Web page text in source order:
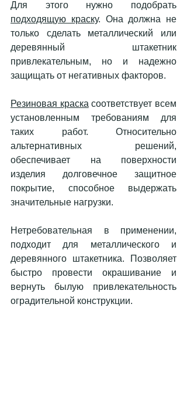
подходящую краску. Она должна не
только сделать металлический или
деревянный штакетник
привлекательным, но и надежно
защищать от негативных факторов.
Резиновая краска соответствует всем
установленным требованиям для
таких работ. Относительно
альтернативных решений,
обеспечивает на поверхности
изделия долговечное защитное
покрытие, способное выдержать
значительные нагрузки.
Нетребовательная в применении,
подходит для металлического и
деревянного штакетника. Позволяет
быстро провести окрашивание и
вернуть былую привлекательность
оградительной конструкции.